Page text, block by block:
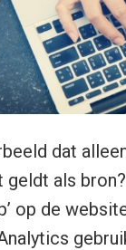
dat
geldt als
op de